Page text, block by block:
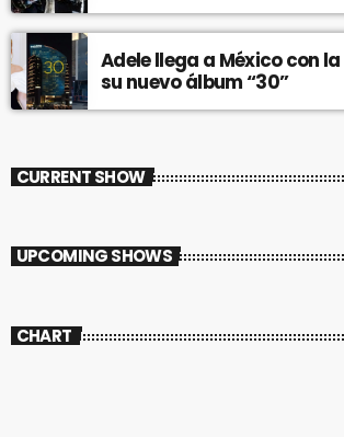
Adele llega a México con
su nuevo álbum “30”
CURRENT SHOW
UPCOMING SHOWS
CHART